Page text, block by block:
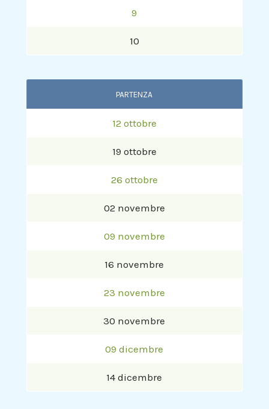
9
10
PARTENZA
12 ottobre
19 ottobre
26 ottobre
02 novembre
09 novembre
16 novembre
23 novembre
30 novembre
09 dicembre
14 dicembre